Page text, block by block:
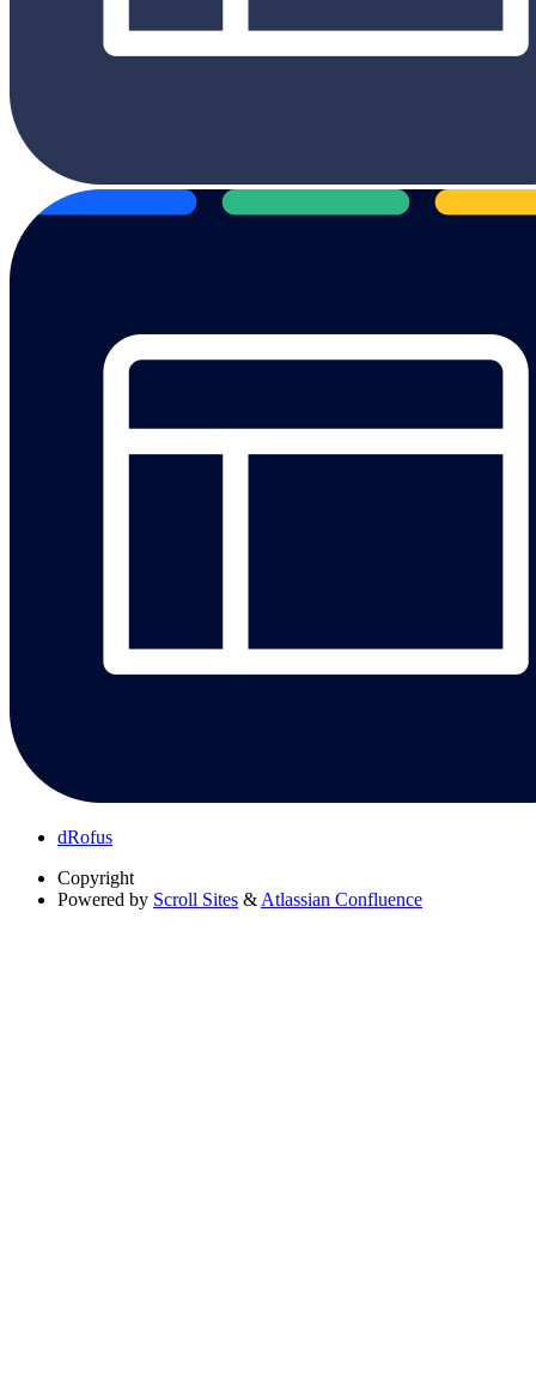
dRofus
Copyright
Powered by Scroll Sites & Atlassian Confluence